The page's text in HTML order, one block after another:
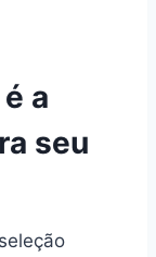
a
seu